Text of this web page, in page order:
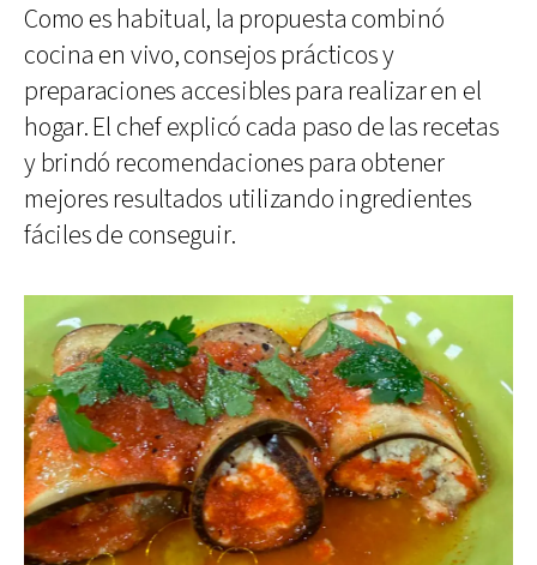
Como es habitual, la propuesta combinó
cocina en vivo, consejos prácticos y
preparaciones accesibles para realizar en el
hogar. El chef explicó cada paso de las recetas
y brindó recomendaciones para obtener
mejores resultados utilizando ingredientes
fáciles de conseguir.